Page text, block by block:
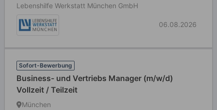
Lebenshilfe Werkstatt München GmbH
06.08.2026
Sofort-Bewerbung
Business- und Vertriebs Manager (m/w/d)
Vollzeit / Teilzeit
München